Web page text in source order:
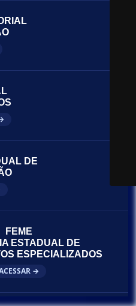
DE
FEME
ESTADUAL DE
ESPECIALIZADOS
→